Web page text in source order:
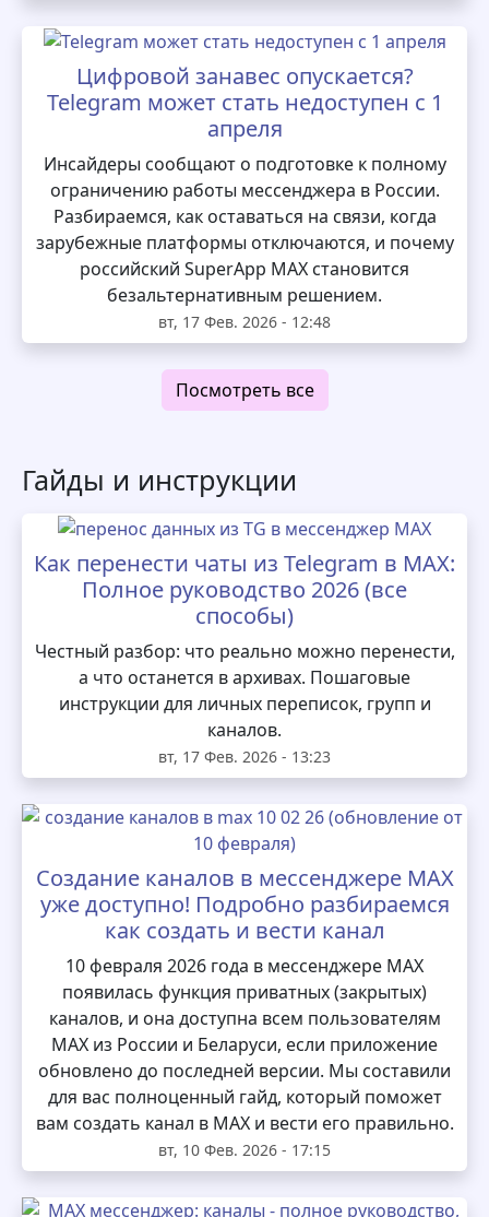
Цифровой занавес опускается?
Telegram может стать недоступен с 1
апреля
Инсайдеры сообщают о подготовке к полному
ограничению работы мессенджера в России.
Разбираемся, как оставаться на связи, когда
зарубежные платформы отключаются, и почему
российский SuperApp MAX становится
безальтернативным решением.
вт, 17 Фев. 2026 - 12:48
Посмотреть все
Гайды и инструкции
Как перенести чаты из Telegram в MAX:
Полное руководство 2026 (все
способы)
Честный разбор: что реально можно перенести,
а что останется в архивах. Пошаговые
инструкции для личных переписок, групп и
каналов.
вт, 17 Фев. 2026 - 13:23
Создание каналов в мессенджере MAX
уже доступно! Подробно разбираемся
как создать и вести канал
10 февраля 2026 года в мессенджере MAX
появилась функция приватных (закрытых)
каналов, и она доступна всем пользователям
MAX из России и Беларуси, если приложение
обновлено до последней версии. Мы составили
для вас полноценный гайд, который поможет
вам создать канал в MAX и вести его правильно.
вт, 10 Фев. 2026 - 17:15